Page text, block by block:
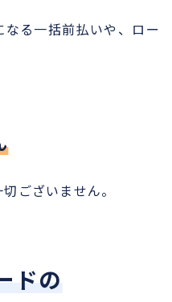
る一括前払いや、ロー
ございません。
ドの